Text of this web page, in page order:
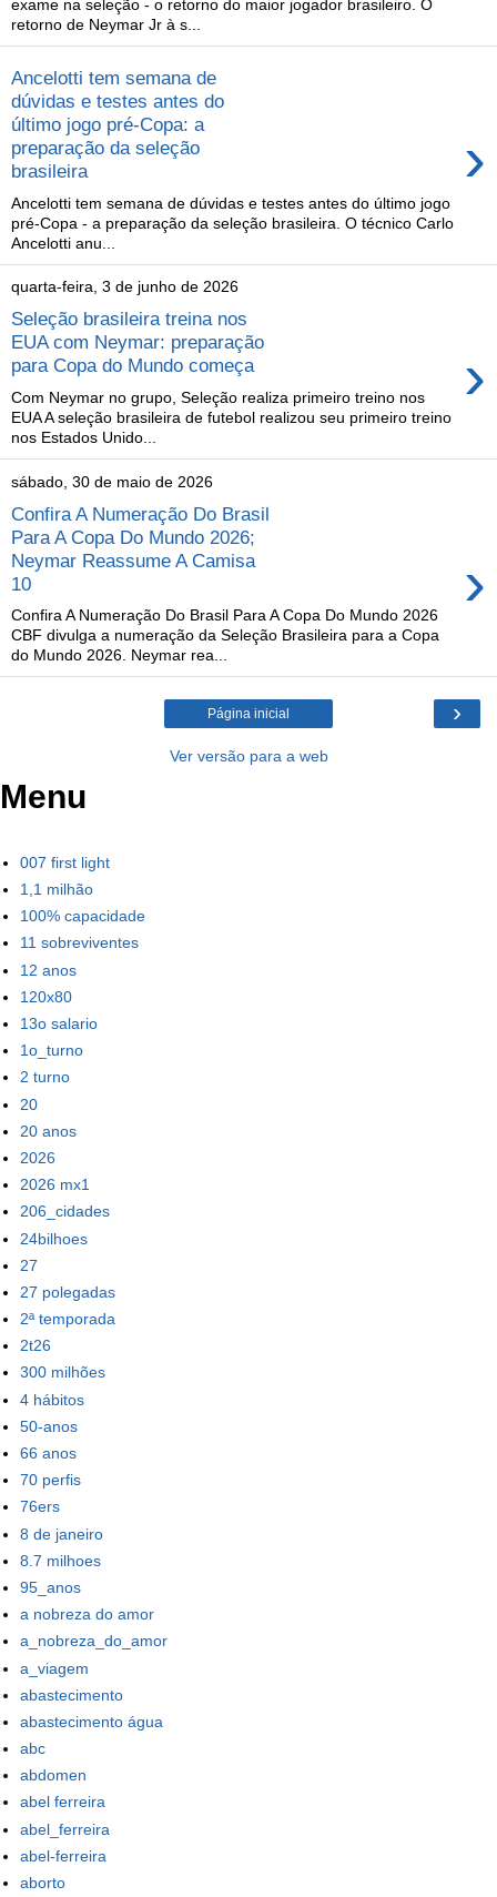
exame na seleção - o retorno do maior jogador brasileiro. O
retorno de Neymar Jr à s...
Ancelotti tem semana de
dúvidas e testes antes do
último jogo pré-Copa: a
preparação da seleção
brasileira
›
Ancelotti tem semana de dúvidas e testes antes do último jogo
pré-Copa - a preparação da seleção brasileira. O técnico Carlo
Ancelotti anu...
quarta-feira, 3 de junho de 2026
Seleção brasileira treina nos
EUA com Neymar: preparação
para Copa do Mundo começa
›
Com Neymar no grupo, Seleção realiza primeiro treino nos
EUA A seleção brasileira de futebol realizou seu primeiro treino
nos Estados Unido...
sábado, 30 de maio de 2026
Confira A Numeração Do Brasil
Para A Copa Do Mundo 2026;
Neymar Reassume A Camisa
10
›
Confira A Numeração Do Brasil Para A Copa Do Mundo 2026
CBF divulga a numeração da Seleção Brasileira para a Copa
do Mundo 2026. Neymar rea...
›
Página inicial
Ver versão para a web
Menu
007 first light
1,1 milhão
100% capacidade
11 sobreviventes
12 anos
120x80
13o salario
1o_turno
2 turno
20
20 anos
2026
2026 mx1
206_cidades
24bilhoes
27
27 polegadas
2ª temporada
2t26
300 milhões
4 hábitos
50-anos
66 anos
70 perfis
76ers
8 de janeiro
8.7 milhoes
95_anos
a nobreza do amor
a_nobreza_do_amor
a_viagem
abastecimento
abastecimento água
abc
abdomen
abel ferreira
abel_ferreira
abel-ferreira
aborto